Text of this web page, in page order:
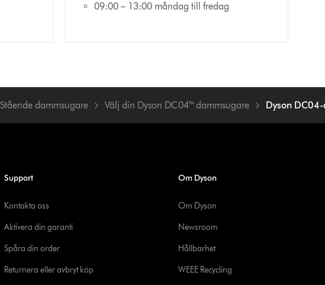
09:00 – 13:00 måndag till fredag
Stående dammsugare Välj din Dyson DC04™ dammsugare Dyson
Support
Kontakta oss
Aktivera din garanti
Spåra din order
Returnera eller avbryt köp
Om Dyson
Om Dyson
Newsroom
Hållbarhet
WEEE Recycling